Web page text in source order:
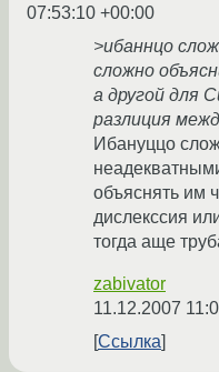
07:53:10 +00:00
>ибаннцо
сложно
а другой для
разлиция
Ибануццо
объяснять им
дислекссия
тогда аще
zabivator
11.12.2007
Ссылка